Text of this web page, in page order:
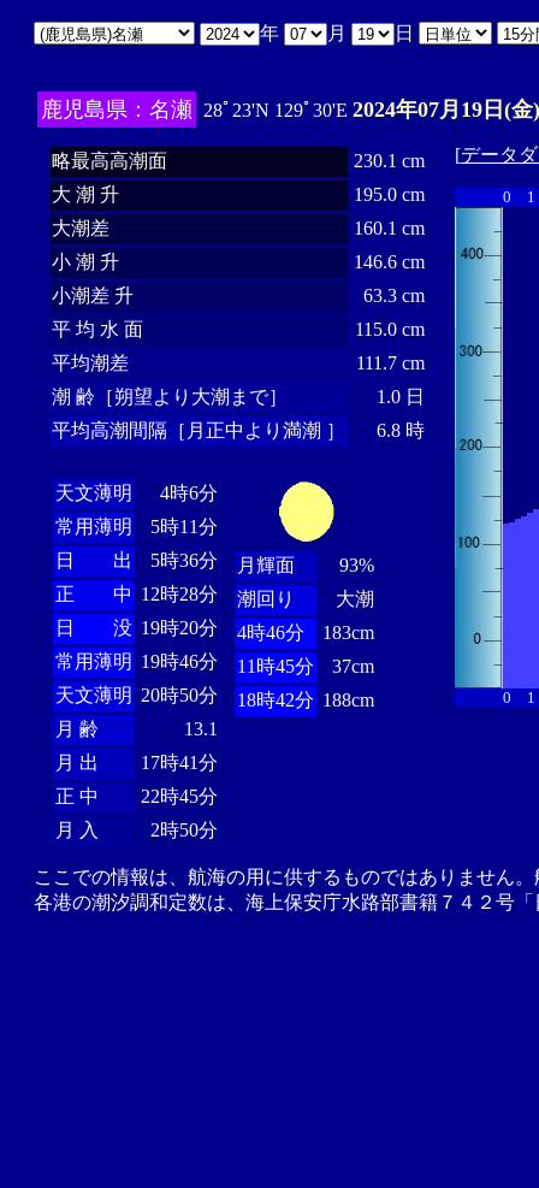
年 月 日
鹿児島県：名瀬 28ﾟ23'N 129ﾟ30'E 2024年07月19日(金)
略最高高潮面
230.1 cm
大 潮 升
195.0 cm
大潮差
160.1 cm
小 潮 升
146.6 cm
小潮差 升
63.3 cm
平 均 水 面
115.0 cm
平均潮差
111.7 cm
潮 齢［朔望より大潮まで］
1.0 日
平均高潮間隔［月正中より満潮 ］
6.8 時
天文薄明
4時6分
常用薄明
5時11分
日 出
5時36分
正 中 12時28分
日 没 19時20分
常用薄明 19時46分
天文薄明 20時50分
月 齢
13.1
月 出
17時41分
正 中
22時45分
月 入
2時50分
月輝面
93%
潮回り
大潮
4時46分
183cm
11時45分
37cm
18時42分 188cm
[データ
0 1
0 1
ここでの情報は、航海の用に供するものではありません
各港の潮汐調和定数は、海上保安庁水路部書籍７４２号